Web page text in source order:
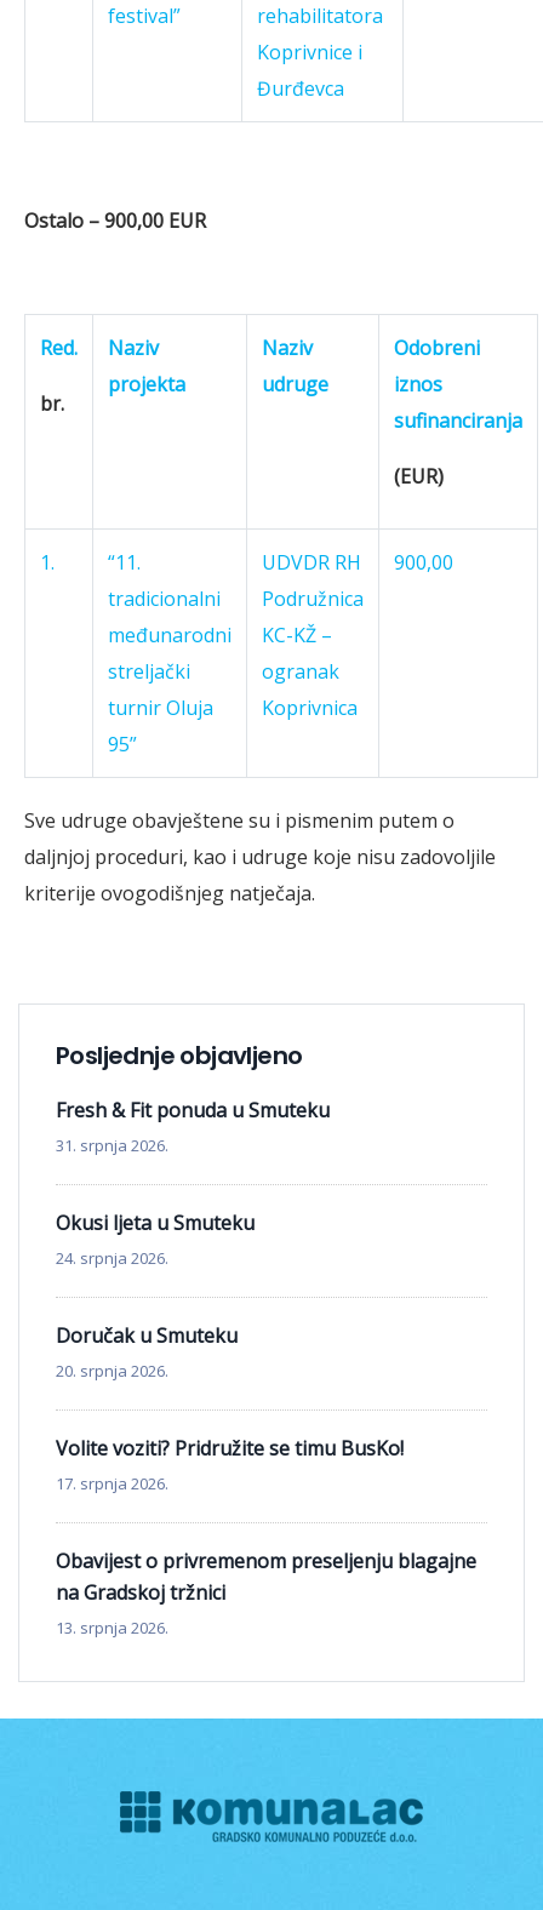
festival”
rehabilitatora
Koprivnice i
Đurđevca
Ostalo – 900,00 EUR
Red.
br.
Naziv
projekta
Naziv
udruge
Odobreni
iznos
sufinanciranja
(EUR)
1.
“11.
tradicionalni
međunarodni
streljački
turnir Oluja
95”
UDVDR RH
Podružnica
KC-KŽ –
ogranak
Koprivnica
900,00
Sve udruge obavještene su i pismenim putem o
daljnjoj proceduri, kao i udruge koje nisu zadovoljile
kriterije ovogodišnjeg natječaja.
Posljednje objavljeno
Fresh & Fit ponuda u Smuteku
31. srpnja 2026.
Okusi ljeta u Smuteku
24. srpnja 2026.
Doručak u Smuteku
20. srpnja 2026.
Volite voziti? Pridružite se timu BusKo!
17. srpnja 2026.
Obavijest o privremenom preseljenju blagajne
na Gradskoj tržnici
13. srpnja 2026.